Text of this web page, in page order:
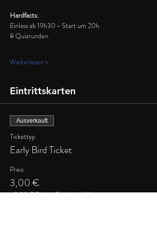
Hardfacts:
Einlass ab 19h30 - Start um 20h.
8 Quizrunden.
Weiterlesen >
Eintrittskarten
Ausverkauft
Tickettyp
Early Bird Ticket
Preis
3,00 €
+0,08 € Ticket-Servicegebühr